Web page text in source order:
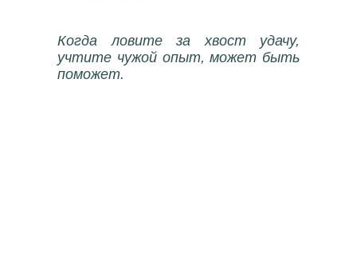
Когда ловите за хвост удачу,
учтите чужой опыт, может быть
поможет.